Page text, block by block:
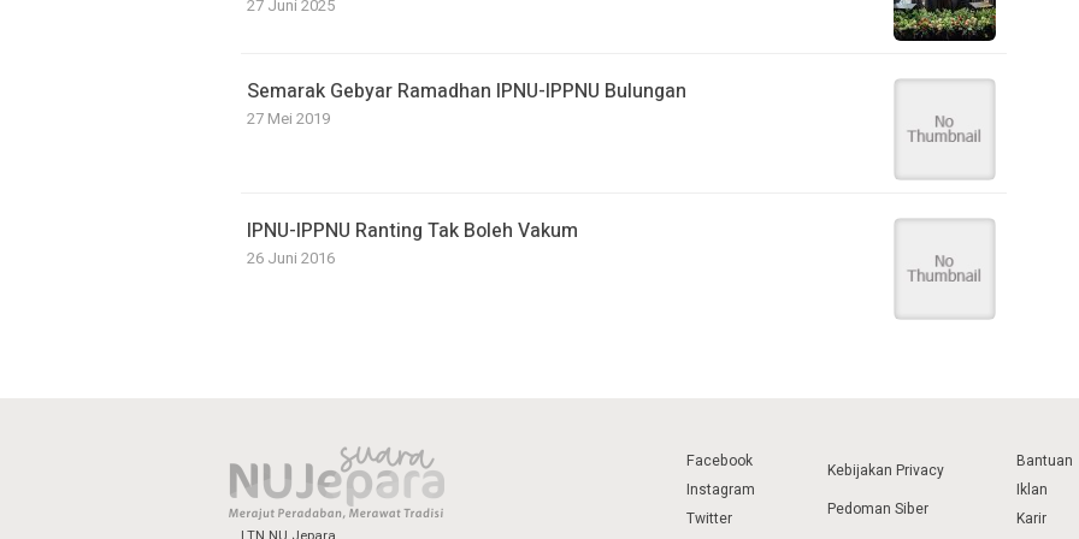
27 Juni 2025
Semarak Gebyar Ramadhan IPNU-IPPNU Bulungan
27 Mei 2019
IPNU-IPPNU Ranting Tak Boleh Vakum
26 Juni 2016
Facebook
Instagram
Twitter
Kebijakan Privacy
Pedoman Siber
Bantuan
Iklan
Karir